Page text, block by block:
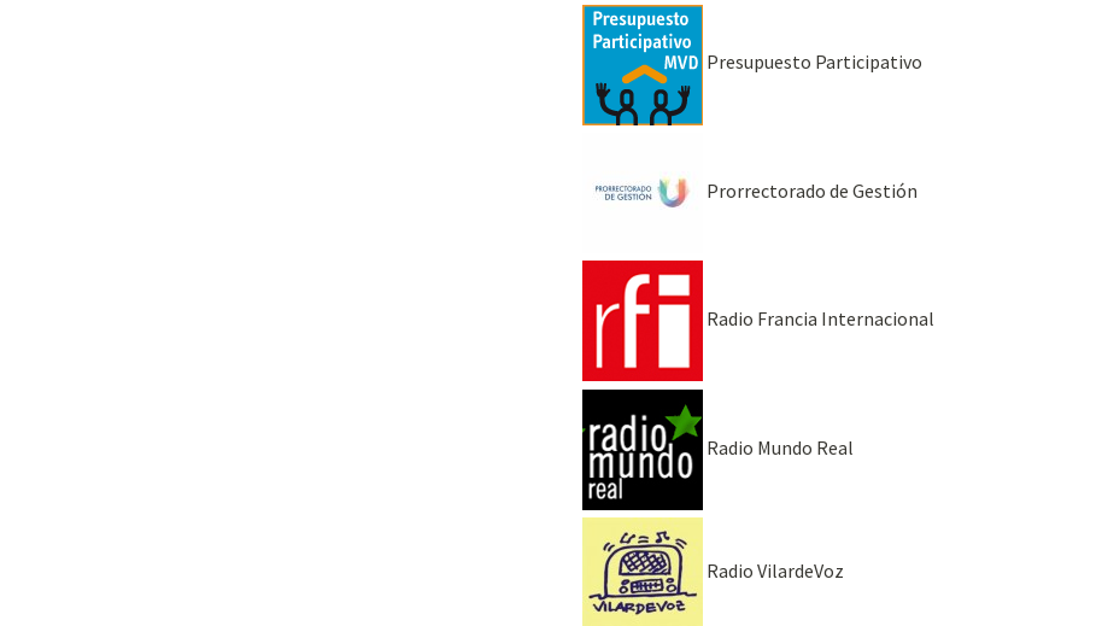
Presupuesto Participativo
Prorrectorado de Gestión
Radio Francia Internacional
Radio Mundo Real
Radio VilardeVoz